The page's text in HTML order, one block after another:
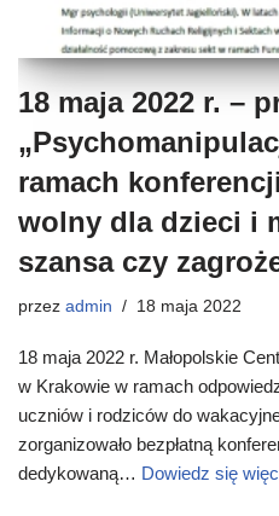
18 maja 2022 r. –
ramach
wolny dla dzieci i
szansa czy
przez admin 18 maja 2022
18 maja 2022 r. Małopolskie
w Krakowie w ramach
uczniów i rodziców do
zorganizowało bezpłatną
dedykowaną… Dowiedz się